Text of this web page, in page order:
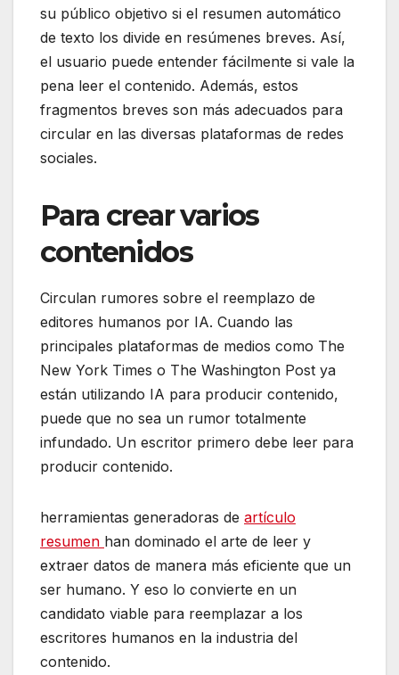
su público objetivo si el resumen automático
de texto los divide en resúmenes breves. Así,
el usuario puede entender fácilmente si vale la
pena leer el contenido. Además, estos
fragmentos breves son más adecuados para
circular en las diversas plataformas de redes
sociales.
Para crear varios
contenidos
Circulan rumores sobre el reemplazo de
editores humanos por IA. Cuando las
principales plataformas de medios como The
New York Times o The Washington Post ya
están utilizando IA para producir contenido,
puede que no sea un rumor totalmente
infundado. Un escritor primero debe leer para
producir contenido.
herramientas generadoras de artículo
resumen han dominado el arte de leer y
extraer datos de manera más eficiente que un
ser humano. Y eso lo convierte en un
candidato viable para reemplazar a los
escritores humanos en la industria del
contenido.